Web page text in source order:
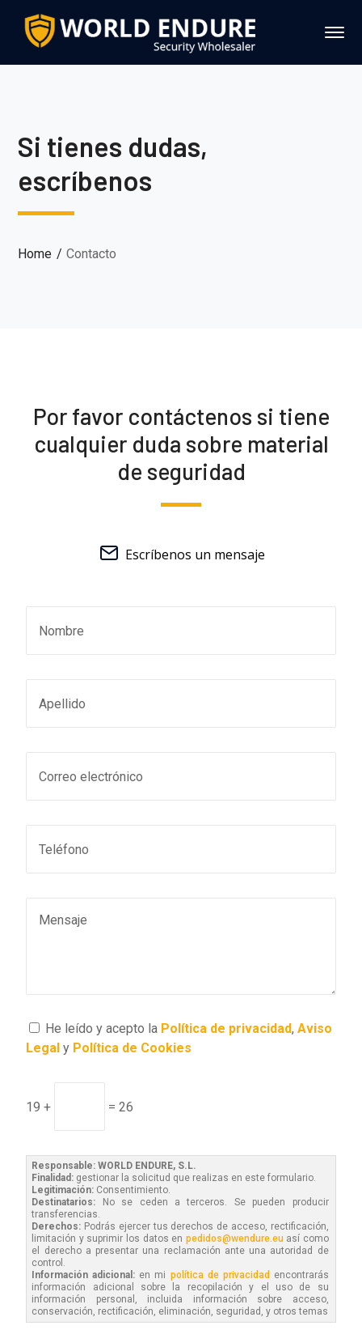
Si tienes dudas,
escríbenos
Home Contacto
Por favor contáctenos si tiene
cualquier duda sobre material
de seguridad
Escríbenos un mensaje
He leído y acepto la Política de privacidad,Aviso
Legal y Política de Cookies
19 + = 26
Responsable: WORLD ENDURE, S.L.
Finalidad: gestionar la solicitud que realizas en este formulario.
Legitimación: Consentimiento.
Destinatarios: No se ceden a terceros. Se pueden producir
transferencias.
Derechos: Podrás ejercer tus derechos de acceso, rectificación,
limitación y suprimir los datos en pedidos@wendure.euasí como
el derecho a presentar una reclamación ante una autoridad de
control.
Información adicional: en mi política de privacidad encontrarás
información adicional sobre la recopilación y el uso de su
información personal, incluida información sobre acceso,
conservación, rectificación, eliminación, seguridad, y otros temas